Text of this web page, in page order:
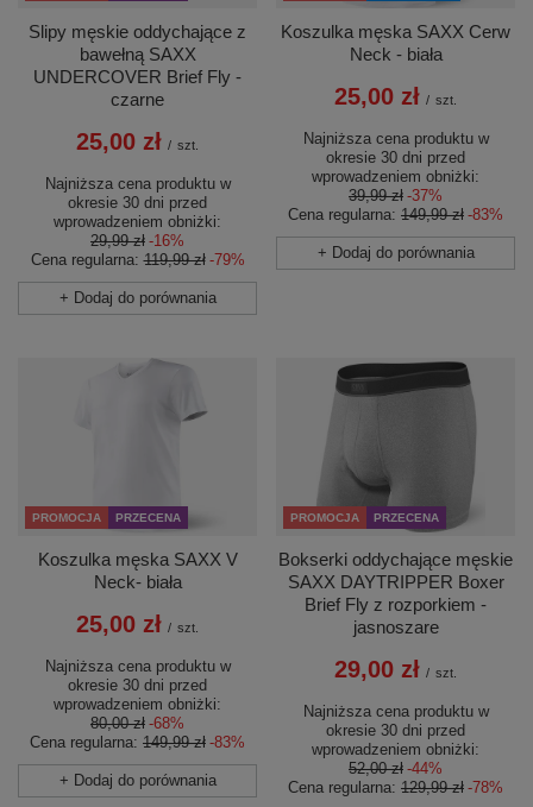
Slipy męskie oddychające z
bawełną SAXX
UNDERCOVER Brief Fly -
czarne
25,00 zł / szt.
Najniższa cena produktu w
okresie 30 dni przed
wprowadzeniem obniżki:
29,99 zł -16%
Cena regularna:119,99 zł -79%
+ Dodaj do porównania
Koszulka męska SAXX Cerw
Neck - biała
25,00 zł / szt.
Najniższa cena produktu w
okresie 30 dni przed
wprowadzeniem obniżki:
39,99 zł -37%
Cena regularna: 149,99 zł -83%
+ Dodaj do porównania
PROMOCJA PRZECENA
Koszulka męska SAXX V
Neck- biała
25,00 zł / szt.
Najniższa cena produktu w
okresie 30 dni przed
wprowadzeniem obniżki:
80,00 zł -68%
Cena regularna: 149,99 zł -83%
+ Dodaj do porównania
PROMOCJA PRZECENA
Bokserki oddychające męskie
SAXX DAYTRIPPER Boxer
Brief Fly z rozporkiem -
jasnoszare
29,00 zł / szt.
Najniższa cena produktu w
okresie 30 dni przed
wprowadzeniem obniżki:
52,00 zł -44%
Cena regularna: 129,99 zł -78%